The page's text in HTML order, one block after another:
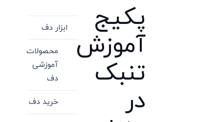
پکیج
آموزش
تنبک‌
در
ابزار دف
محصولات
آموزشی
دف
خرید دف